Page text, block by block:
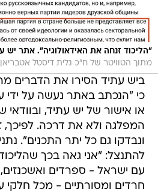
"הליכוד זנחה את האידאולוגיה". אתר יש
מתוך הטוויטר של ח"כ גלית דיסטל אטבריאן
ביש עתיד הסירו את הדברים
כי "הנכתב באתר נעשה על ידי
או אישור של יש עתיד,
המפלגה ולא את דרכה.
ונבדקו גם כל יתר התכנים".
להתנצל: "אני גאה בכך
עם ישראל - ספרדים ואשכנזים,
חרדים ומסורתיים - מכל חלקי